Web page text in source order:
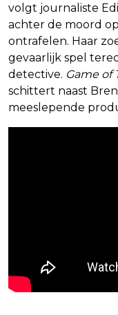
volgt journaliste
achter de moord
ontrafelen. Haar
gevaarlijk spel
detective. Game of
schittert naast
meeslepende